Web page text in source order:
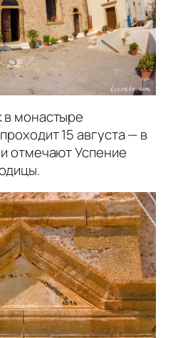
в монастыре
15 августа — в
отмечают Успение